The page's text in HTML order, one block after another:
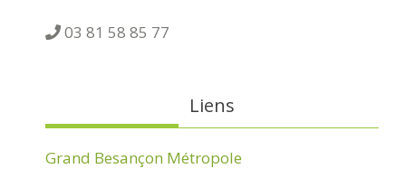
03 81 58 85 77
Liens
Grand Besançon Métropole